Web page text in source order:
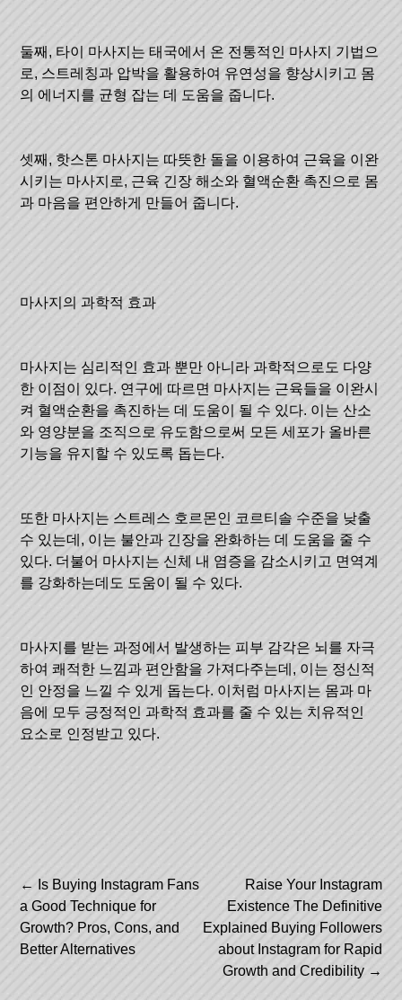
둘째, 타이 마사지는 태국에서 온 전통적인 마사지 기법으
로, 스트레칭과 압박을 활용하여 유연성을 향상시키고 몸
의 에너지를 균형 잡는 데 도움을 줍니다.
셋째, 핫스톤 마사지는 따뜻한 돌을 이용하여 근육을 이완
시키는 마사지로, 근육 긴장 해소와 혈액순환 촉진으로 몸
과 마음을 편안하게 만들어 줍니다.
마사지의 과학적 효과
마사지는 심리적인 효과 뿐만 아니라 과학적으로도 다양
한 이점이 있다. 연구에 따르면 마사지는 근육들을 이완시
켜 혈액순환을 촉진하는 데 도움이 될 수 있다. 이는 산소
와 영양분을 조직으로 유도함으로써 모든 세포가 올바른
기능을 유지할 수 있도록 돕는다.
또한 마사지는 스트레스 호르몬인 코르티솔 수준을 낮출
수 있는데, 이는 불안과 긴장을 완화하는 데 도움을 줄 수
있다. 더불어 마사지는 신체 내 염증을 감소시키고 면역계
를 강화하는데도 도움이 될 수 있다.
마사지를 받는 과정에서 발생하는 피부 감각은 뇌를 자극
하여 쾌적한 느낌과 편안함을 가져다주는데, 이는 정신적
인 안정을 느낄 수 있게 돕는다. 이처럼 마사지는 몸과 마
음에 모두 긍정적인 과학적 효과를 줄 수 있는 치유적인
요소로 인정받고 있다.
Post
navigation
←
Is Buying Instagram Fans
a Good Technique for
Growth? Pros, Cons, and
Better Alternatives
Raise Your Instagram
Existence The Definitive
Explained Buying Followers
about Instagram for Rapid
Growth and Credibility →